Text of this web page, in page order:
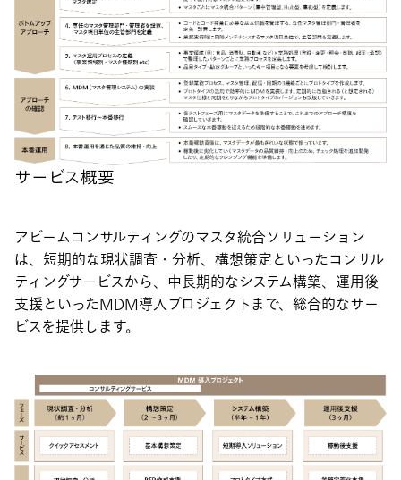
サービス概要
アビームコンサルティングのマスタ統合ソリューション
は、短期的な現状調査・分析、構想策定といったコンサル
ティングサービスから、中長期的なシステム構築、運用後
支援といったMDM導入プロジェクトまで、総合的なサー
ビスを提供します。